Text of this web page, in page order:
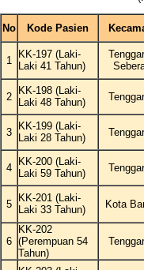
No Kode Pasien
1
KK-197 (Laki-
Laki 41 Tahun)
2
KK-198 (Laki-
Laki 48 Tahun)
3
KK-199 (Laki-
Laki 28 Tahun)
4
KK-200 (Laki-
Laki 59 Tahun)
5
KK-201 (Laki-
Laki 33 Tahun)
Kota
6
KK-202
(Perempuan 54
Tahun)